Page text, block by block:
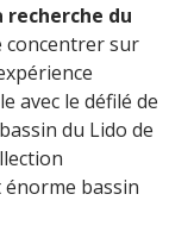
du
concentrer sur
avec le défilé de
du Lido de
bassin